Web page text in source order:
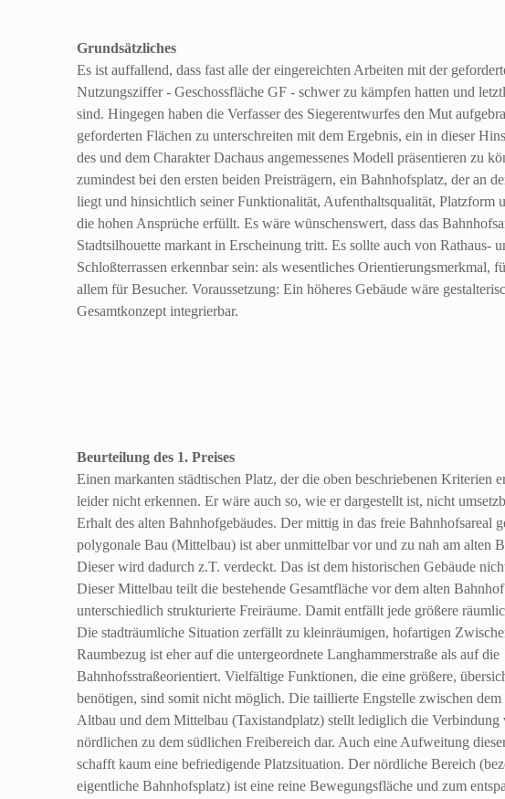
Grundsätzliches
Es ist auffallend, dass fast alle der eingereichten Arbeiten mit der
Nutzungsziffer - Geschossfläche GF - schwer zu kämpfen hatten und
sind. Hingegen haben die Verfasser des Siegerentwurfes den Mut
geforderten Flächen zu unterschreiten mit dem Ergebnis, ein in dieser
des und dem Charakter Dachaus angemessenes Modell präsentieren zu
zumindest bei den ersten beiden Preisträgern, ein Bahnhofsplatz, der an
liegt und hinsichtlich seiner Funktionalität, Aufenthaltsqualität, Platzform
die hohen Ansprüche erfüllt. Es wäre wünschenswert, dass das
Stadtsilhouette markant in Erscheinung tritt. Es sollte auch von Rathaus-
Schloßterrassen erkennbar sein: als wesentliches Orientierungsmerkmal,
allem für Besucher. Voraussetzung: Ein höheres Gebäude wäre
Gesamtkonzept integrierbar.
Beurteilung des 1. Preises
Einen markanten städtischen Platz, der die oben beschriebenen Kriterien
leider nicht erkennen. Er wäre auch so, wie er dargestellt ist, nicht
Erhalt des alten Bahnhofgebäudes. Der mittig in das freie Bahnhofsareal
polygonale Bau (Mittelbau) ist aber unmittelbar vor und zu nah am alten
Dieser wird dadurch z.T. verdeckt. Das ist dem historischen Gebäude
Dieser Mittelbau teilt die bestehende Gesamtfläche vor dem alten
unterschiedlich strukturierte Freiräume. Damit entfällt jede größere
Die stadträumliche Situation zerfällt zu kleinräumigen, hofartigen
Raumbezug ist eher auf die untergeordnete Langhammerstraße als auf die
Bahnhofsstraßeorientiert. Vielfältige Funktionen, die eine größere,
benötigen, sind somit nicht möglich. Die taillierte Engstelle zwischen dem
Altbau und dem Mittelbau (Taxistandplatz) stellt lediglich die Verbindung
nördlichen zu dem südlichen Freibereich dar. Auch eine Aufweitung
schafft kaum eine befriedigende Platzsituation. Der nördliche Bereich
eigentliche Bahnhofsplatz) ist eine reine Bewegungsfläche und zum